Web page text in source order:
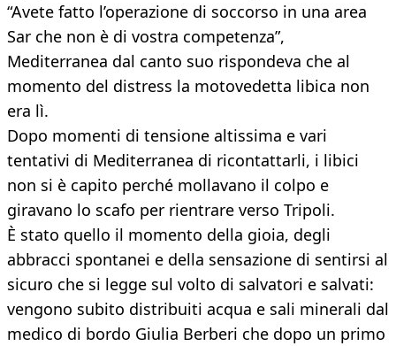
“Avete fatto l’operazione di soccorso in una area
Sar che non è di vostra competenza”,
Mediterranea dal canto suo rispondeva che al
momento del distress la motovedetta libica non
era lì.
Dopo momenti di tensione altissima e vari
tentativi di Mediterranea di ricontattarli, i libici
non si è capito perché mollavano il colpo e
giravano lo scafo per rientrare verso Tripoli.
È stato quello il momento della gioia, degli
abbracci spontanei e della sensazione di sentirsi al
sicuro che si legge sul volto di salvatori e salvati:
vengono subito distribuiti acqua e sali minerali dal
medico di bordo Giulia Berberi che dopo un primo